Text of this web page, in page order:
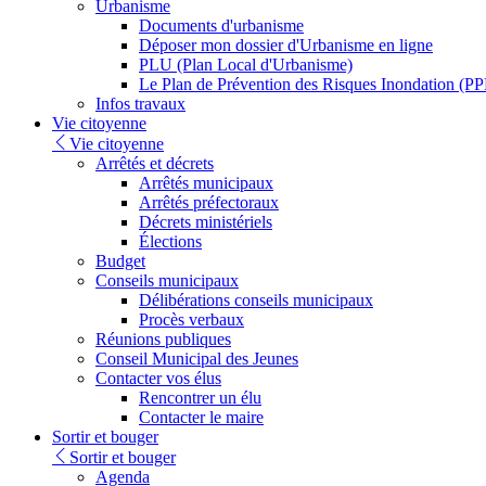
Urbanisme
Documents d'urbanisme
Déposer mon dossier d'Urbanisme en ligne
PLU (Plan Local d'Urbanisme)
Le Plan de Prévention des Risques Inondation
Infos travaux
Vie citoyenne
Vie citoyenne
Arrêtés et décrets
Arrêtés municipaux
Arrêtés préfectoraux
Décrets ministériels
Élections
Budget
Conseils municipaux
Délibérations conseils municipaux
Procès verbaux
Réunions publiques
Conseil Municipal des Jeunes
Contacter vos élus
Rencontrer un élu
Contacter le maire
Sortir et bouger
Sortir et bouger
Agenda